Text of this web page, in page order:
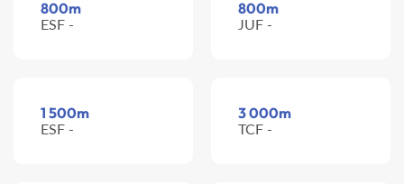
800m
ESF -
800m
JUF -
1 500m
ESF -
3 000m
TCF -